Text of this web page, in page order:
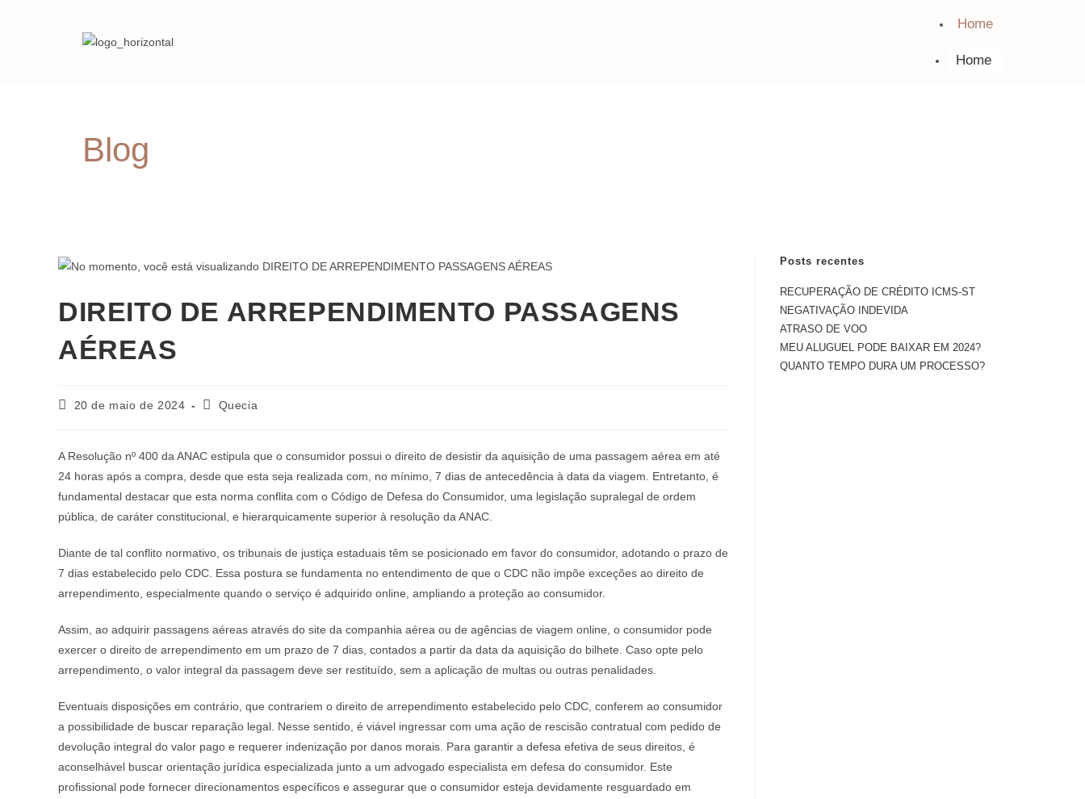
Home
Home
Blog
DIREITO DE ARREPENDIMENTO PASSAGENS
AÉREAS
20 de maio de 2024 Quecia
A Resolução nº 400 da ANAC estipula que o consumidor possui o direito de desistir da aquisição de uma passagem aérea em até
24 horas após a compra, desde que esta seja realizada com, no mínimo, 7 dias de antecedência à data da viagem. Entretanto, é
fundamental destacar que esta norma conflita com o Código de Defesa do Consumidor, uma legislação supralegal de ordem
pública, de caráter constitucional, e hierarquicamente superior à resolução da ANAC.
Diante de tal conflito normativo, os tribunais de justiça estaduais têm se posicionado em favor do consumidor, adotando o prazo de
7 dias estabelecido pelo CDC. Essa postura se fundamenta no entendimento de que o CDC não impõe exceções ao direito de
arrependimento, especialmente quando o serviço é adquirido online, ampliando a proteção ao consumidor.
Assim, ao adquirir passagens aéreas através do site da companhia aérea ou de agências de viagem online, o consumidor pode
exercer o direito de arrependimento em um prazo de 7 dias, contados a partir da data da aquisição do bilhete. Caso opte pelo
arrependimento, o valor integral da passagem deve ser restituído, sem a aplicação de multas ou outras penalidades.
Eventuais disposições em contrário, que contrariem o direito de arrependimento estabelecido pelo CDC, conferem ao consumidor
a possibilidade de buscar reparação legal. Nesse sentido, é viável ingressar com uma ação de rescisão contratual com pedido de
devolução integral do valor pago e requerer indenização por danos morais. Para garantir a defesa efetiva de seus direitos, é
aconselhável buscar orientação jurídica especializada junto a um advogado especialista em defesa do consumidor. Este
profissional pode fornecer direcionamentos específicos e assegurar que o consumidor esteja devidamente resguardado em
Posts recentes
RECUPERAÇÃO DE CRÉDITO ICMS-ST
NEGATIVAÇÃO INDEVIDA
ATRASO DE VOO
MEU ALUGUEL PODE BAIXAR EM 2024?
QUANTO TEMPO DURA UM PROCESSO?